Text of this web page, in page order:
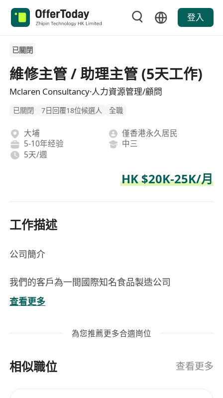
登入
已關閉
維修主管 / 助理主管 (5天工作)
Mclaren Consultancy·人力資源管理/顧問
已關閉 7日回覆18位候選人 全職
大埔
僅香港永久居民
5-10年经验
中三
5天/週
HK $20K-25K/月
工作描述
公司簡介
我們的客戶為一間國際知名食品製造公司
職責:
保設備正常運行
電路故障
查看更多
為您推薦更多合適崗位
相似職位 查看更多